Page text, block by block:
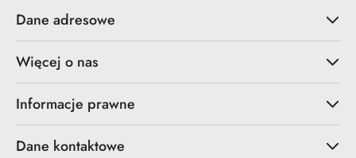
Dane adresowe
Więcej o nas
Informacje prawne
Dane kontaktowe